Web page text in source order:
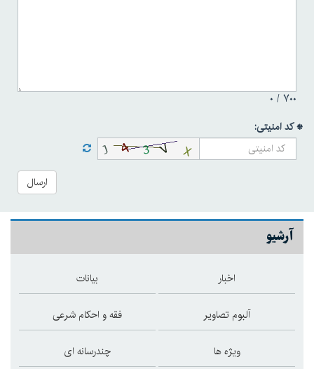
۷۰۰ /
۰
* کد امنیتی:
ارسال
آرشیو
اخبار بیانات
آلبوم تصاویر فقه و احکام شرعی
ویژه ها چندرسانه ای